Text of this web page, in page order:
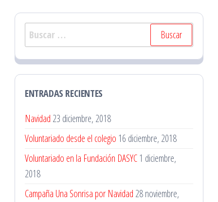
Buscar:
ENTRADAS RECIENTES
Navidad 23 diciembre, 2018
Voluntariado desde el colegio 16 diciembre, 2018
Voluntariado en la Fundación DASYC1 diciembre,
2018
Campaña Una Sonrisa por Navidad 28 noviembre,